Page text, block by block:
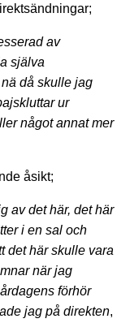
av
själva
då skulle jag
ur
något annat mer
åsikt;
av det här, det här
i en sal och
det här skulle vara
när jag
förhör
jag på direkten,